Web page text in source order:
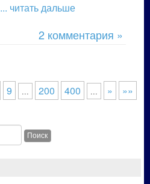
... читать дальше
2 комментария »
9 ... 200 400 ... » »»